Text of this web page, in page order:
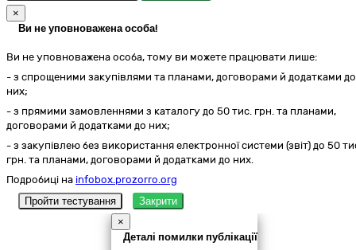
×
Ви не уповноважена особа!
Ви не уповноважена особа, тому ви можете працювати лише:
- з спрощеними закупівлями та планами, договорами й додатками до
них;
- з прямими замовленнями з каталогу до 50 тис. грн. та планами,
договорами й додатками до них;
- з закупівлею без використання електронної системи (звіт) до 50
грн. та планами, договорами й додатками до них.
Подробиці на infobox.prozorro.org
Пройти тестування
Закрити
×
Деталі помилки публікації